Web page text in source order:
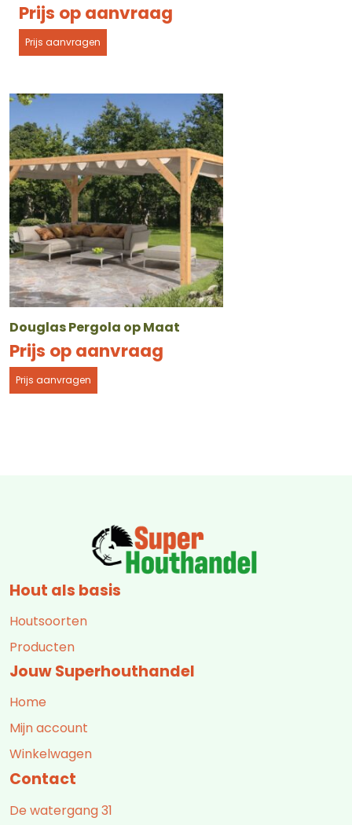
Prijs op aanvraag
Prijs aanvragen
Douglas Pergola op Maat
Prijs op aanvraag
Prijs aanvragen
Hout als basis
Houtsoorten
Producten
Jouw Superhouthandel
Home
Mijn account
Winkelwagen
Contact
De watergang 31